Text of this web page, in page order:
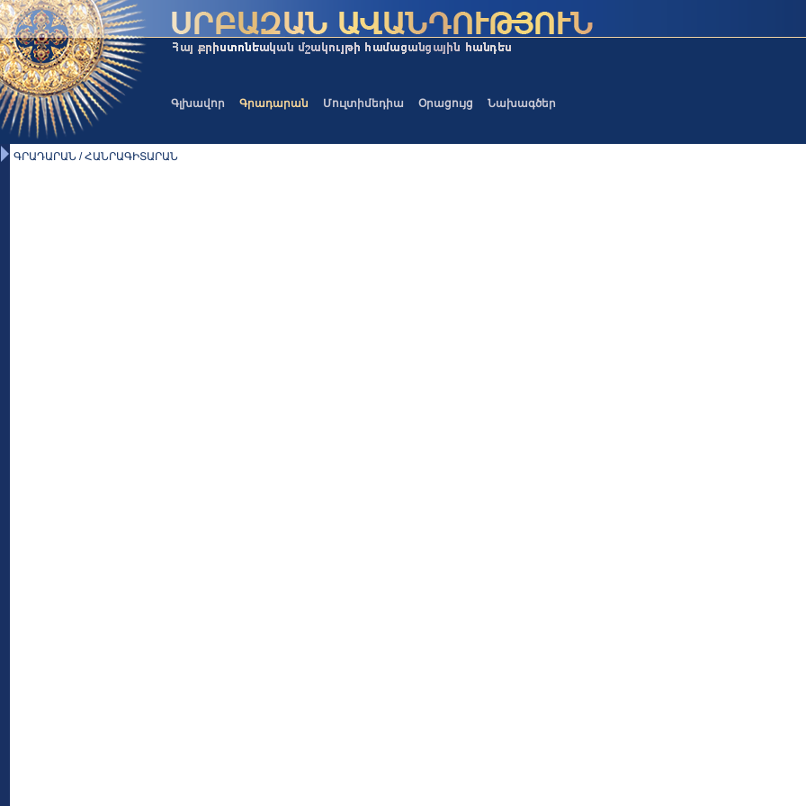
Գլխավոր Գրադարան Մուլտիմեդիա Օրացույց Նախագծեր
ԳՐԱԴԱՐԱՆ / ՀԱՆՐԱԳԻՏԱՐԱՆ